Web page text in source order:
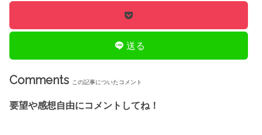
送る
Comments この記事についたコメント
要望や感想自由にコメントしてね！